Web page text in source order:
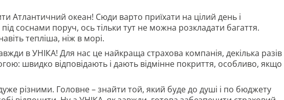
Атлантичний океан! Сюди варто приїхати на цілий день і
соснами поруч, ось тільки тут не можна розкладати багаття.
тепліша, ніж в морі.
в УНІКА! Для нас це найкраща страхова компанія, декілька разів
швидко відповідають і дають відмінне покриття, особливо, якщо
різними. Головне – знайти той, який буде до душі і по бюджету